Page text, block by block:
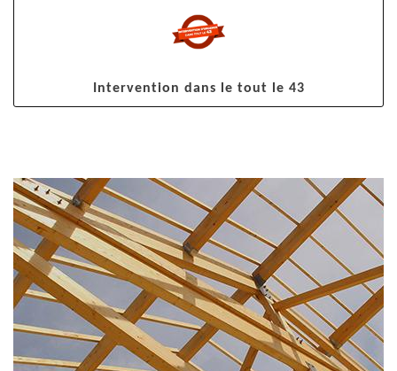
Intervention dans le tout le 43